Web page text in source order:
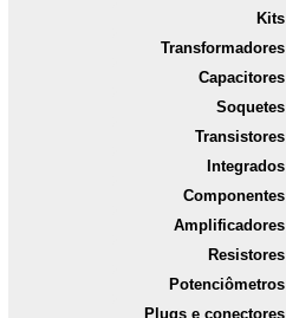
Kits
Transformadores
Capacitores
Soquetes
Transistores
Integrados
Componentes
Amplificadores
Resistores
Potenciômetros
Plugs e conectores